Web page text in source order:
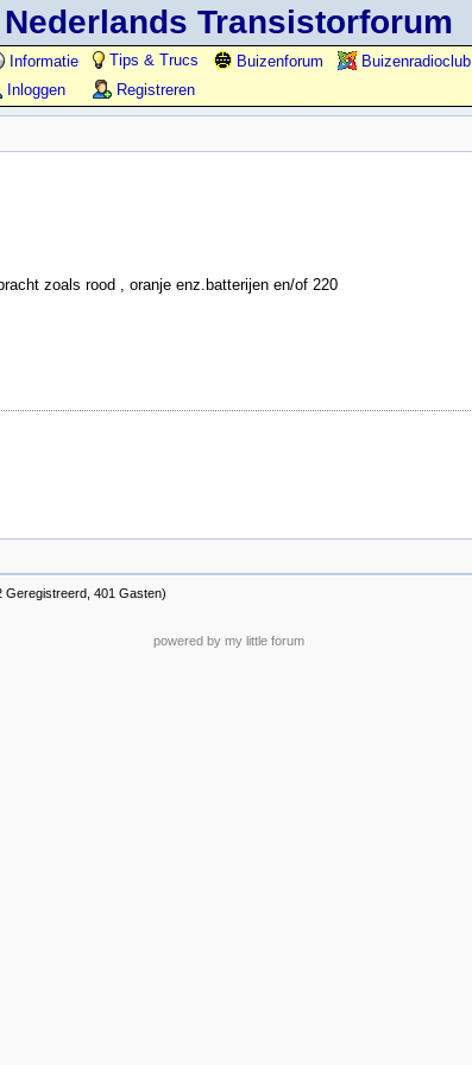
Nederlands Transistorforum
Informatie Tips & Trucs Buizenforum
Buizenradioclub
Inloggen
Registreren
zoals rood , oranje enz.batterijen en/of 220
Geregistreerd, 401 Gasten)
powered by my little forum